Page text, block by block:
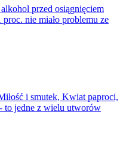
przed osiągnięciem
proc. nie miało problemu ze
i smutek, Kwiat paproci,
to jedne z wielu utworów